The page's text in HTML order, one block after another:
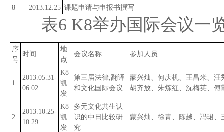
8
2013.12.25 课题申请与申报书撰写
表6 K8举办国际会议一
序
号
时间
地
点
会议名称 参加人员
1
2013.05.31-
06.02
K8
凯
发
第三届法律,翻译
和文化国际会议
蒙兴灿、何庆机、王昌米、
胡齐放、朱炼红、沈梅英、
2
2013.10.25-
10.29
K8
凯
发
多元文化共生认
识的中日比较研
究
蒙兴灿、徐青、陈越、冯珺、